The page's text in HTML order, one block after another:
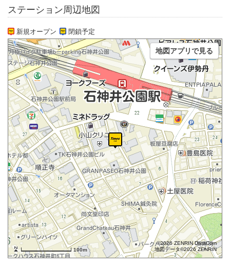
ステーション周辺地図
新規オープン 閉鎖予定
100m
©2026 ZENRIN DataCom
地図データ©2026 ZENRIN
地図アプリで見る